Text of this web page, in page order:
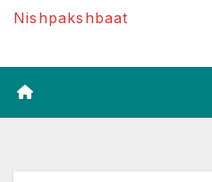
Nishpakshbaat